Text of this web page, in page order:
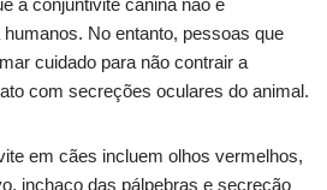
a conjuntivite canina não é
No entanto, pessoas que
cuidado para não contrair a
com secreções oculares do animal.
em cães incluem olhos vermelhos,
inchaço das pálpebras e secreção